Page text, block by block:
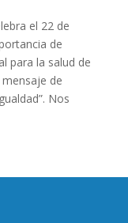
el 22 de
de
para la salud de
de
Nos